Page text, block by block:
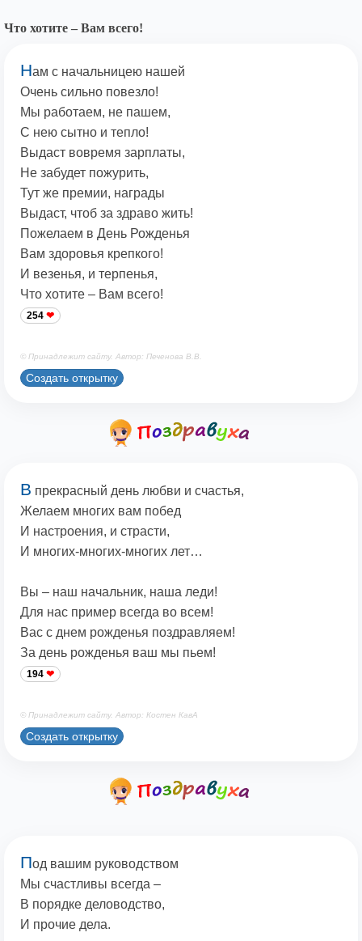
Что хотите – Вам всего!
Нам с начальницею нашей
Очень сильно повезло!
Мы работаем, не пашем,
С нею сытно и тепло!
Выдаст вовремя зарплаты,
Не забудет пожурить,
Тут же премии, награды
Выдаст, чтоб за здраво жить!
Пожелаем в День Рожденья
Вам здоровья крепкого!
И везенья, и терпенья,
Что хотите – Вам всего!
254
© Принадлежит сайту. Автор: Печенова В.В.
Создать открытку
В прекрасный день любви и счастья,
Желаем многих вам побед
И настроения, и страсти,
И многих-многих-многих лет…
Вы – наш начальник, наша леди!
Для нас пример всегда во всем!
Вас с днем рожденья поздравляем!
За день рожденья ваш мы пьем!
194
© Принадлежит сайту. Автор: Костен КавА
Создать открытку
Под вашим руководством
Мы счастливы всегда –
В порядке деловодство,
И прочие дела.